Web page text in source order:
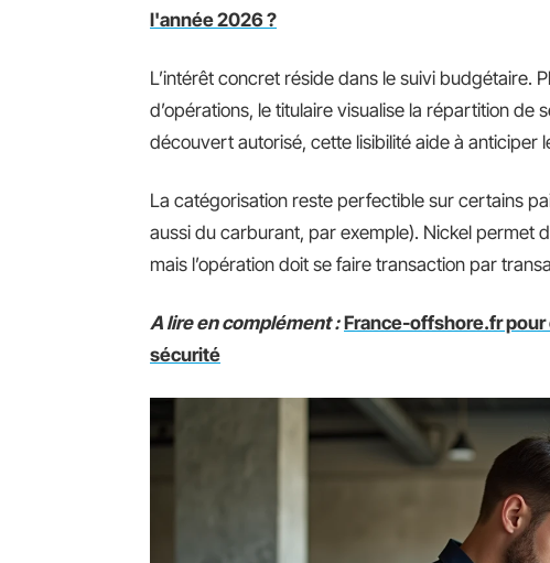
l'année 2026 ?
L’intérêt concret réside dans le suivi budgétaire.
d’opérations, le titulaire visualise la répartition
découvert autorisé, cette lisibilité aide à anticiper
La catégorisation reste perfectible sur certains
aussi du carburant, par exemple). Nickel permet
mais l’opération doit se faire transaction par
A lire en complément : France-offshore.fr pour
sécurité